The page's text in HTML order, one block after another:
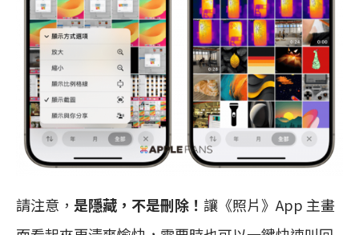
請注意， 是隱藏，不是刪除！ 讓《照片》App 主畫